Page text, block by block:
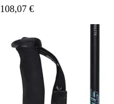
108,07 €